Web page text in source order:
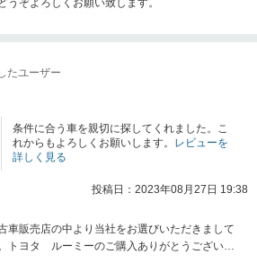
たユーザー
条件に合う車を親切に探してくれました。こ
れからもよろしくお願いします。 レビューを
詳しく見る
投稿日：2023年08月27日 19:38
車販売店の中より当社をお選びいただきまして
トヨタ ルーミーのご購入ありがとうございま